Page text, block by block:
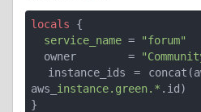
locals {
service_name =
"forum"
  owner        =
instance_ids =
aws_ instance.green.* .id)
}